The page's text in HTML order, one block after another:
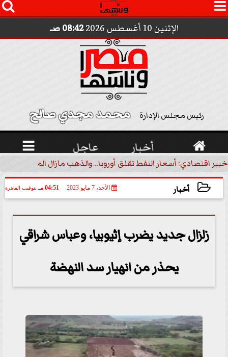
 
الإثنين 10 أغسطس 2026 08:42 صـ
رئيس مجلس الإدارة محمد مجدي صالح
 أخبار عاجل 
خبير اقتصادي: أسعار النفط تقلق أوروبا.. والذهب مازال الملاذ الآمن |
أخبار الأحد، 7 مايو 2023 04:51 مـ بتوقيت القاهرة
زلزال جديد يضرب إثيوبيا، وعباس شراقي
يحذر من انهيار سد النهضة